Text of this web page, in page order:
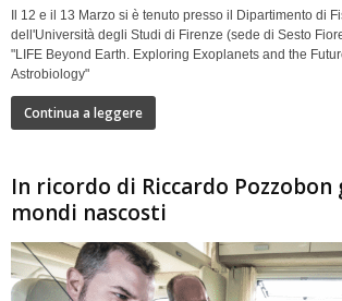
Il 12 e il 13 Marzo si è tenuto presso il Dipartimento di
dell'Università degli Studi di Firenze (sede di Sesto
"LIFE Beyond Earth. Exploring Exoplanets and the
Astrobiology"
Continua a leggere
In ricordo di Riccardo Pozzobon
mondi nascosti